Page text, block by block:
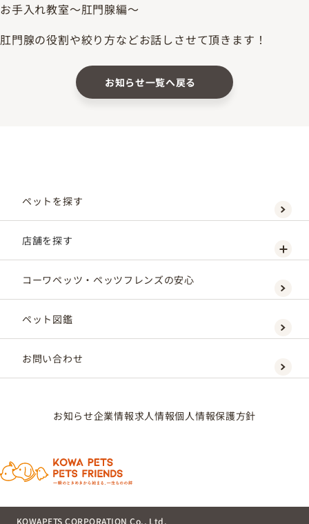
お手入れ教室～肛門腺編～
肛門腺の役割や絞り方などお話しさせて頂きます！
お知らせ一覧へ戻る
ペットを探す
店舗を探す
コーワペッツ・ペッツフレンズの安心
ペット図鑑
お問い合わせ
お知らせ企業情報求人情報個人情報保護方針
KOWAPETS CORPORATION Co., Ltd.